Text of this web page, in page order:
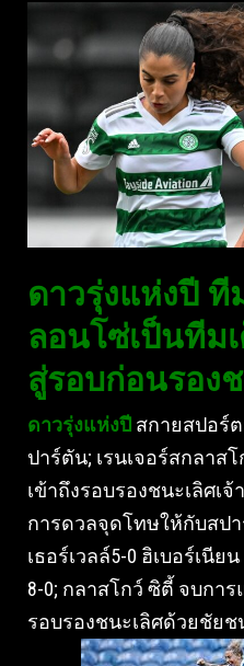
ดาวรุ่งแห่งปี
ลอนโซ่เป็นทีม
สู่รอบก่อนรอง
ดาวรุ่งแห่งปี สกายสปอร์
ปาร์ตัน; เรนเจอร์สกลาส
เข้าถึงรอบรองชนะเลิศเ
การดวลจุดโทษให้กับสป
เธอร์เวลล์5-0 ฮิเบอร์เนี
8-0; กลาสโกว์ ซิตี้ จบกา
รอบรองชนะเลิศด้วยชัยช